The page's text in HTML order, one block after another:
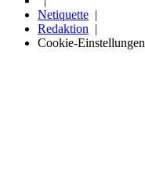
Netiquette
Redaktion
Cookie-Einstellungen